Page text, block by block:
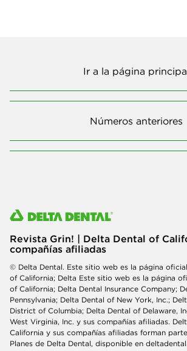
Ir a la página
Números anteriores
Revista Grin! | Delta Dental of
compañías afiliadas
© Delta Dental. Este sitio web es la página
of California; Delta Este sitio web es la página
of California; Delta Dental Insurance Company;
Pennsylvania; Delta Dental of New York, Inc.;
District of Columbia; Delta Dental of Delaware,
West Virginia, Inc. y sus compañías afiliadas.
California y sus compañías afiliadas forman
Planes de Delta Dental, disponible en